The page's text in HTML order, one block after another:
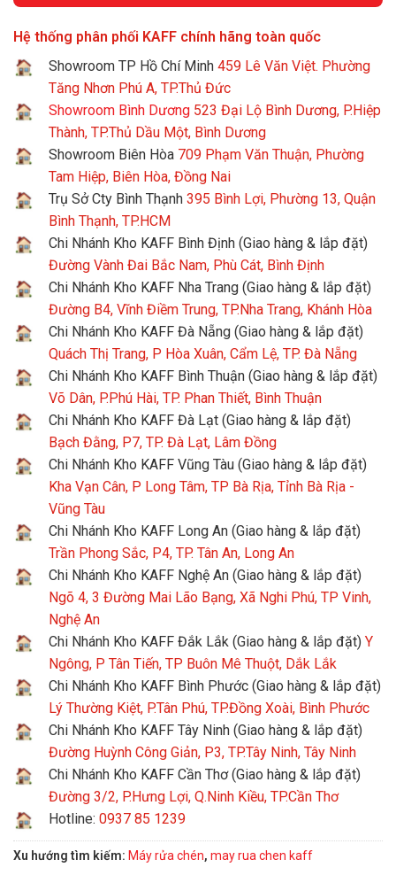
Hệ thống phân phối KAFF chính hãng toàn quốc
Showroom TP Hồ Chí Minh 459 Lê Văn Việt. Phường
Tăng Nhơn Phú A, TP.Thủ Đức
Showroom Bình Dương 523 Đại Lộ Bình Dương, P.Hiệp
Thành, TP.Thủ Dầu Một, Bình Dương
Showroom Biên Hòa 709 Phạm Văn Thuận, Phường
Tam Hiệp, Biên Hòa, Đồng Nai
Trụ Sở Cty Bình Thạnh 395 Bình Lợi, Phường 13, Quận
Bình Thạnh, TP.HCM
Chi Nhánh Kho KAFF Bình Định (Giao hàng & lắp đặt)
Đường Vành Đai Bắc Nam, Phù Cát, Bình Định
Chi Nhánh Kho KAFF Nha Trang (Giao hàng & lắp đặt)
Đường B4, Vĩnh Điềm Trung, TP.Nha Trang, Khánh Hòa
Chi Nhánh Kho KAFF Đà Nẵng (Giao hàng & lắp đặt)
Quách Thị Trang, P Hòa Xuân, Cẩm Lệ, TP. Đà Nẵng
Chi Nhánh Kho KAFF Bình Thuận (Giao hàng & lắp đặt)
Võ Dân, P.Phú Hài, TP. Phan Thiết, Bình Thuận
Chi Nhánh Kho KAFF Đà Lạt (Giao hàng & lắp đặt)
Bạch Đằng, P7, TP. Đà Lạt, Lâm Đồng
Chi Nhánh Kho KAFF Vũng Tàu (Giao hàng & lắp đặt)
Kha Vạn Cân, P Long Tâm, TP Bà Rịa, Tỉnh Bà Rịa -
Vũng Tàu
Chi Nhánh Kho KAFF Long An (Giao hàng & lắp đặt)
Trần Phong Sắc, P4, TP. Tân An, Long An
Chi Nhánh Kho KAFF Nghệ An (Giao hàng & lắp đặt)
Ngõ 4, 3 Đường Mai Lão Bạng, Xã Nghi Phú, TP Vinh,
Nghệ An
Chi Nhánh Kho KAFF Đắk Lắk (Giao hàng & lắp đặt) Y
Ngông, P Tân Tiến, TP Buôn Mê Thuột, Dắk Lắk
Chi Nhánh Kho KAFF Bình Phước (Giao hàng & lắp đặt)
Lý Thường Kiệt, P.Tân Phú, TP.Đồng Xoài, Bình Phước
Chi Nhánh Kho KAFF Tây Ninh (Giao hàng & lắp đặt)
Đường Huỳnh Công Giản, P3, TP.Tây Ninh, Tây Ninh
Chi Nhánh Kho KAFF Cần Thơ (Giao hàng & lắp đặt)
Đường 3/2, P.Hưng Lợi, Q.Ninh Kiều, TP.Cần Thơ
Hotline: 0937 85 1239
Xu hướng tìm kiếm: Máy rửa chén, may rua chen kaff